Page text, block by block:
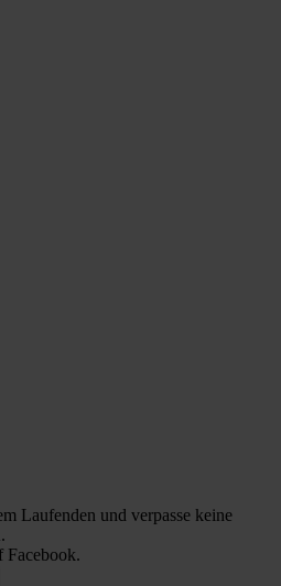
Laufenden und verpasse keine